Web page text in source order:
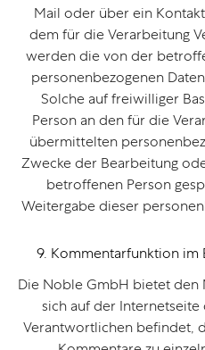
Mail oder über ein
dem für die Verarbeitung
werden die von der
personenbezogenen
Solche auf freiwilliger
Person an den für die
übermittelten
Zwecke der Bearbeitung
betroffenen Person
Weitergabe dieser
9. Kommentarfunktion im
Die Noble GmbH bietet den
sich auf der
Verantwortlichen befindet,